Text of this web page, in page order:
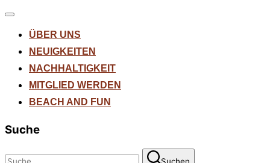
Navigation
umschalten
ÜBER UNS
NEUIGKEITEN
NACHHALTIGKEIT
MITGLIED WERDEN
BEACH AND FUN
Suche
Suchen